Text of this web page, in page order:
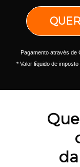
Pagamento através de
* Valor líquido de